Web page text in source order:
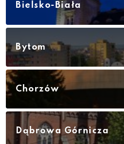
Bielsko-Biała
Bytom
Chorzów
Dąbrowa Górnicza